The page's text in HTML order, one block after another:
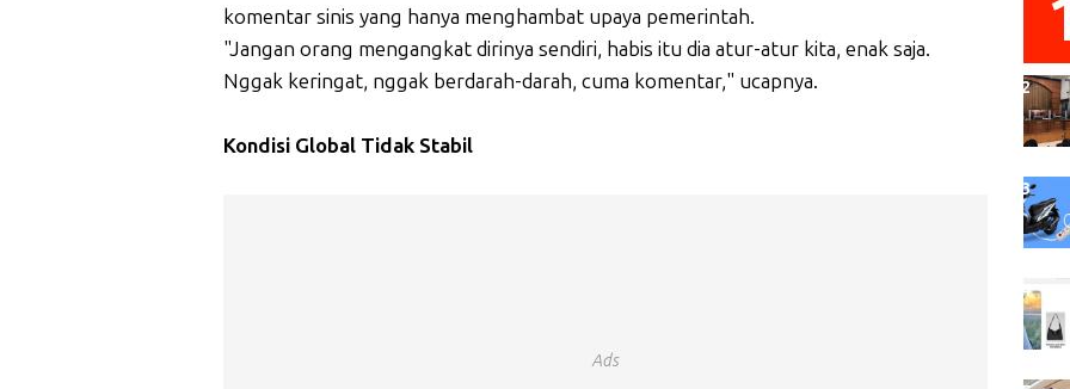
komentar sinis yang hanya menghambat upaya pemerintah.
"Jangan orang mengangkat dirinya sendiri, habis itu dia atur-atur kita, enak saja.
Nggak keringat, nggak berdarah-darah, cuma komentar," ucapnya.
Kondisi Global Tidak Stabil
Ads